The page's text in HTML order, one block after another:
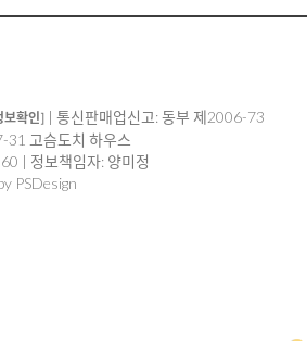
보확인] | 통신판매업신고: 동부 제2006-73
31 고슴도치 하우스
| 정보책임자: 양미정
PSDesign